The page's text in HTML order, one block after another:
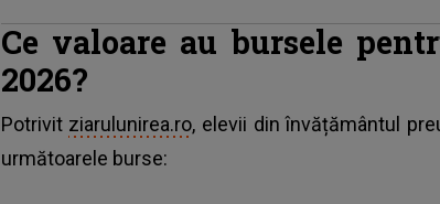
Ce valoare au bursele
2026?
Potrivit ziarulunirea.ro, elevii din învățământul
următoarele burse: